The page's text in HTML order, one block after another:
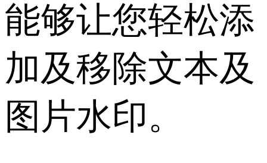
能够让您轻松添
加及移除文本及
图片水印。